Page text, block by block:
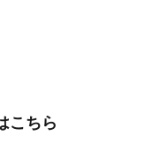
こちら